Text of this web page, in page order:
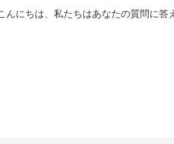
んにちは、私たちはあなたの質問に答